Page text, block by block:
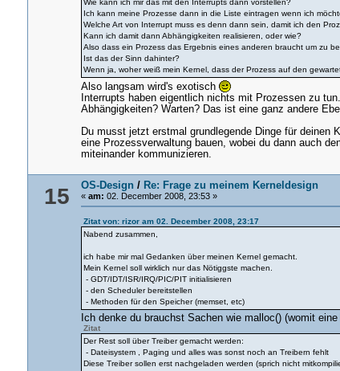
Wie kann ich mir das mit den Interrupts dann vorstellen?
Ich kann meine Prozesse dann in die Liste eintragen wenn ich
Welche Art von Interrupt muss es denn dann sein, damit ich den
Kann ich damit dann Abhängigkeiten realisieren, oder wie?
Also dass ein Prozess das Ergebnis eines anderen braucht um zu
Ist das der Sinn dahinter?
Wenn ja, woher weiß mein Kernel, dass der Prozess auf den
Also langsam wird's exotisch
Interrupts haben eigentlich nichts mit Prozessen zu
Abhängigkeiten? Warten? Das ist eine ganz andere
Du musst jetzt erstmal grundlegende Dinge für deinen
eine Prozessverwaltung bauen, wobei du dann auch
miteinander kommunizieren.
15 OS-Design / Re: Frage zu meinem Kerneldesign
«am: 02. December 2008, 23:53 »
Zitat von: rizor am 02. December 2008, 23:17
Nabend zusammen,
ich habe mir mal Gedanken über meinen Kernel gemacht.
Mein Kernel soll wirklich nur das Nötiggste machen.
- GDT/IDT/ISR/IRQ/PIC/PIT initialisieren
- den Scheduler bereitstellen
- Methoden für den Speicher (memset, etc)
Ich denke du brauchst Sachen wie malloc() (womit
Zitat
Der Rest soll über Treiber gemacht werden:
- Dateisystem , Paging und alles was sonst noch an Treibern fehlt
Diese Treiber sollen erst nachgeladen werden (sprich nicht